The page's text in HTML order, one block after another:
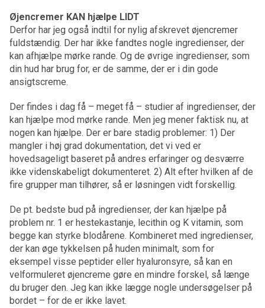
Øjencremer KAN hjælpe LIDT
Derfor har jeg også indtil for nylig afskrevet øjencremer
fuldstændig. Der har ikke fandtes nogle ingredienser, der
kan afhjælpe mørke rande. Og de øvrige ingredienser, som
din hud har brug for, er de samme, der er i din gode
ansigtscreme.
Der findes i dag få – meget få – studier af ingredienser, der
kan hjælpe mod mørke rande. Men jeg mener faktisk nu, at
nogen kan hjælpe. Der er bare stadig problemer: 1) Der
mangler i høj grad dokumentation, det vi ved er
hovedsageligt baseret på andres erfaringer og desværre
ikke videnskabeligt dokumenteret. 2) Alt efter hvilken af de
fire grupper man tilhører, så er løsningen vidt forskellig.
De pt. bedste bud på ingredienser, der kan hjælpe på
problem nr. 1 er hestekastanje, lecithin og K vitamin, som
begge kan styrke blodårene. Kombineret med ingredienser,
der kan øge tykkelsen på huden minimalt, som for
eksempel visse peptider eller hyaluronsyre, så kan en
velformuleret øjencreme gøre en mindre forskel, så længe
du bruger den. Jeg kan ikke lægge nogle undersøgelser på
bordet – for de er ikke lavet.